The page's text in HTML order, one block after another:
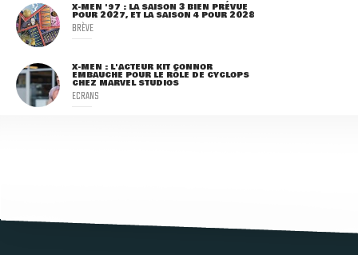
X-MEN '97 : LA SAISON 3 BIEN PRÉVUE
POUR 2027, ET LA SAISON 4 POUR 2028
BRÈVE
X-MEN : L'ACTEUR KIT CONNOR
EMBAUCHÉ POUR LE RÔLE DE CYCLOPS
CHEZ MARVEL STUDIOS
ECRANS